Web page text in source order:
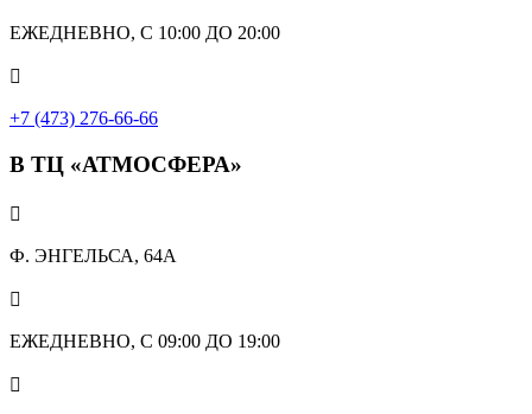
ЕЖЕДНЕВНО, С 10:00 ДО 20:00

+7 (473) 276-66-66
В ТЦ «АТМОСФЕРА»

Ф. ЭНГЕЛЬСА, 64А

ЕЖЕДНЕВНО, С 09:00 ДО 19:00
